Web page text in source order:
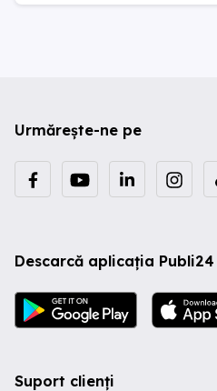
Urmărește-ne pe
Descarcă aplicația Publi24
Suport clienți